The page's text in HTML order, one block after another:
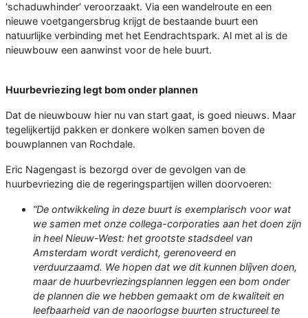
‘schaduwhinder’ veroorzaakt. Via een wandelroute en een
nieuwe voetgangersbrug krijgt de bestaande buurt een
natuurlijke verbinding met het Eendrachtspark. Al met al is de
nieuwbouw een aanwinst voor de hele buurt.
Huurbevriezing legt bom onder plannen
Dat de nieuwbouw hier nu van start gaat, is goed nieuws. Maar
tegelijkertijd pakken er donkere wolken samen boven de
bouwplannen van Rochdale.
Eric Nagengast is bezorgd over de gevolgen van de
huurbevriezing die de regeringspartijen willen doorvoeren:
“De ontwikkeling in deze buurt is exemplarisch voor wat
we samen met onze collega-corporaties aan het doen zijn
in heel Nieuw-West: het grootste stadsdeel van
Amsterdam wordt verdicht, gerenoveerd en
verduurzaamd. We hopen dat we dit kunnen blíjven doen,
maar de huurbevriezingsplannen leggen een bom onder
de plannen die we hebben gemaakt om de kwaliteit en
leefbaarheid van de naoorlogse buurten structureel te